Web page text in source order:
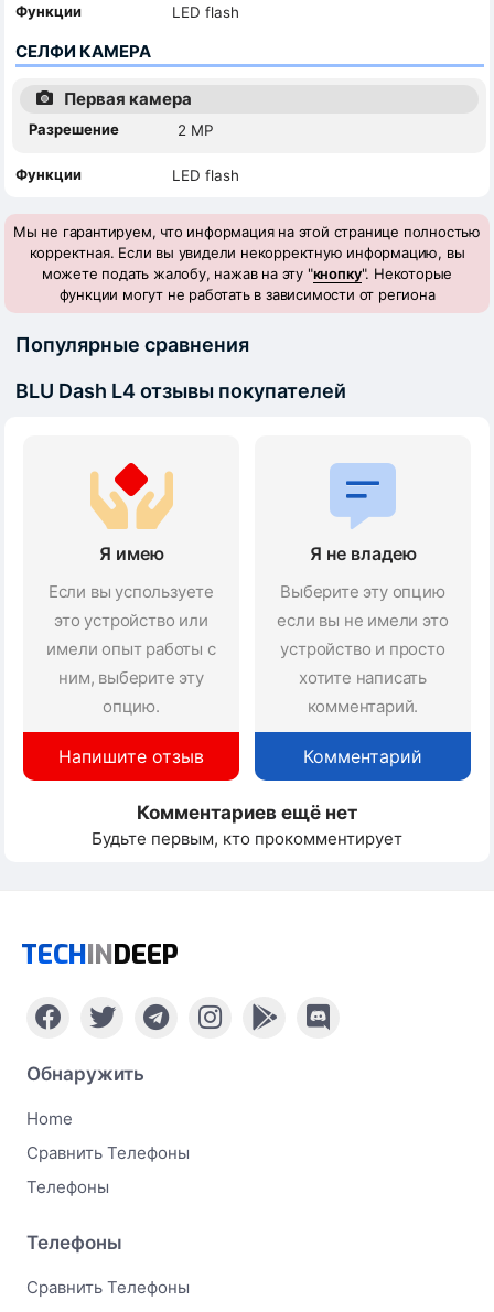
Функции
LED flash
СЕЛФИ КАМЕРА
Первая камера
Разрешение 2 MP
Функции LED flash
Мы не гарантируем, что информация на этой странице полностью
корректная. Если вы увидели некорректную информацию, вы
можете подать жалобу, нажав на эту "кнопку". Некоторые
функции могут не работать в зависимости от региона
Популярные сравнения
BLU Dash L4 отзывы покупателей
Я имею
Если вы успользуете
это устройство или
имели опыт работы с
ним, выберите эту
опцию.
Напишите отзыв
Я не владею
Выберите эту опцию
если вы не имели это
устройство и просто
хотите написать
комментарий.
Комментарий
Комментариев ещё нет
Будьте первым, кто прокомментирует
TECHINDEEP
Обнаружить
Home
Сравнить Телефоны
Телефоны
Телефоны
Сравнить Телефоны